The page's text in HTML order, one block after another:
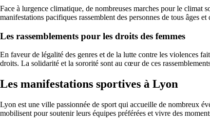
Face à lurgence climatique, de nombreuses marches pour le climat
manifestations pacifiques rassemblent des personnes de tous âges
Les rassemblements pour les droits des femmes
En faveur de légalité des genres et de la lutte contre les violences
droits. La solidarité et la sororité sont au cœur de ces
Les manifestations sportives à Lyon
Lyon est une ville passionnée de sport qui accueille de nombreux
mobilisent pour soutenir leurs équipes préférées et vivre des